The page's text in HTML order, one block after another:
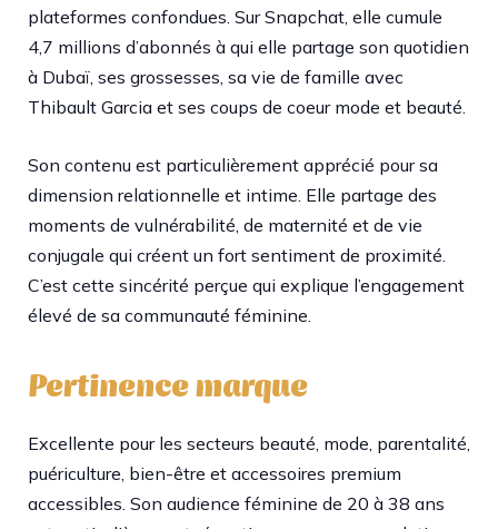
plateformes confondues. Sur Snapchat, elle cumule
4,7 millions d’abonnés à qui elle partage son quotidien
à Dubaï, ses grossesses, sa vie de famille avec
Thibault Garcia et ses coups de coeur mode et beauté.
Son contenu est particulièrement apprécié pour sa
dimension relationnelle et intime. Elle partage des
moments de vulnérabilité, de maternité et de vie
conjugale qui créent un fort sentiment de proximité.
C’est cette sincérité perçue qui explique l’engagement
élevé de sa communauté féminine.
Pertinence marque
Excellente pour les secteurs beauté, mode, parentalité,
puériculture, bien-être et accessoires premium
accessibles. Son audience féminine de 20 à 38 ans